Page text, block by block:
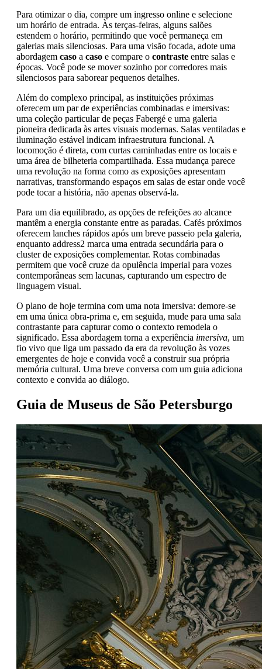
Para otimizar o dia, compre um ingresso online e selecione
um horário de entrada. Às terças-feiras, alguns salões
estendem o horário, permitindo que você permaneça em
galerias mais silenciosas. Para uma visão focada, adote uma
abordagem caso a caso e compare o contraste entre salas e
épocas. Você pode se mover sozinho por corredores mais
silenciosos para saborear pequenos detalhes.
Além do complexo principal, as instituições próximas
oferecem um par de experiências combinadas e imersivas:
uma coleção particular de peças Fabergé e uma galeria
pioneira dedicada às artes visuais modernas. Salas ventiladas e
iluminação estável indicam infraestrutura funcional. A
locomoção é direta, com curtas caminhadas entre os locais e
uma área de bilheteria compartilhada. Essa mudança parece
uma revolução na forma como as exposições apresentam
narrativas, transformando espaços em salas de estar onde você
pode tocar a história, não apenas observá-la.
Para um dia equilibrado, as opções de refeições ao alcance
mantêm a energia constante entre as paradas. Cafés próximos
oferecem lanches rápidos após um breve passeio pela galeria,
enquanto address2 marca uma entrada secundária para o
cluster de exposições complementar. Rotas combinadas
permitem que você cruze da opulência imperial para vozes
contemporâneas sem lacunas, capturando um espectro de
linguagem visual.
O plano de hoje termina com uma nota imersiva: demore-se
em uma única obra-prima e, em seguida, mude para uma sala
contrastante para capturar como o contexto remodela o
significado. Essa abordagem torna a experiência imersiva, um
fio vivo que liga um passado da era da revolução às vozes
emergentes de hoje e convida você a construir sua própria
memória cultural. Uma breve conversa com um guia adiciona
contexto e convida ao diálogo.
Guia de Museus de São Petersburgo